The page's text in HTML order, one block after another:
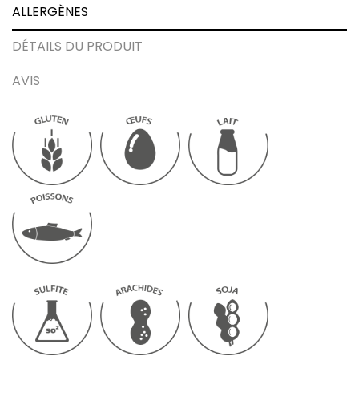
ALLERGÈNES
DÉTAILS DU PRODUIT
AVIS